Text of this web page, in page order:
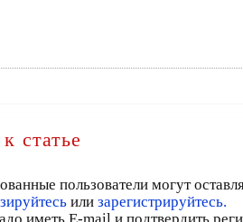
статье
пользователи могут
или зарегистрируйтесь.